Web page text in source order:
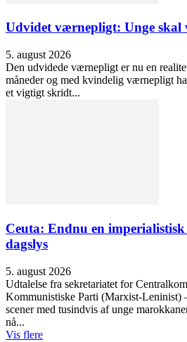
Udvidet værnepligt: Unge
5. august 2026
Den udvidede værnepligt er nu en
måneder og med kvindelig værnepligt
et vigtigt skridt...
Ceuta: Endnu en
dagslys
5. august 2026
Udtalelse fra sekretariatet for
Kommunistiske Parti (Marxist-Leninist)
scener med tusindvis af unge
nå...
Vis flere